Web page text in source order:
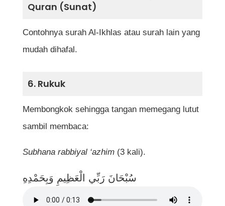
Quran (Sunat)
Contohnya surah Al-Ikhlas atau surah lain yang
mudah dihafal.
6. Rukuk
Membongkok sehingga tangan memegang lutut
sambil membaca:
Subhana rabbiyal ‘azhim(3 kali).
سُبْحَانَ رَبِّي الْعَظِيمِ وَبِحَمْدِهِ